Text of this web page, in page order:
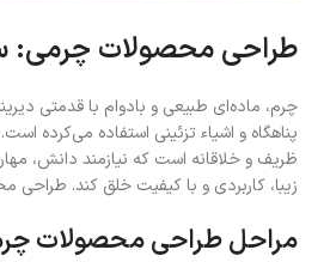
طراحی محصولات چرمی:
چرم، ماده‌ای طبیعی و بادوام با قدمتی
پناهگاه و اشیاء تزئینی استفاده می‌کرده
ظریف و خلاقانه است که نیازمند دانش،
زیبا، کاربردی و با کیفیت خلق کند.
مراحل طراحی محصولات